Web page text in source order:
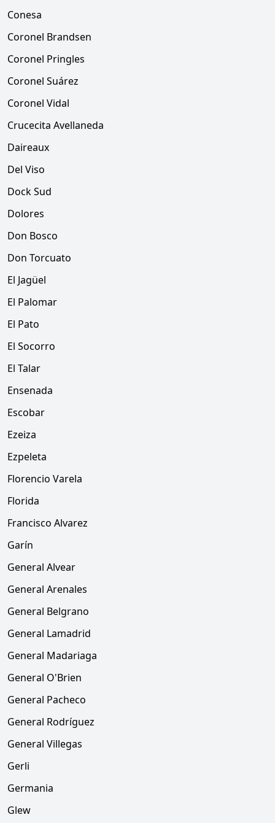
Conesa
Coronel Brandsen
Coronel Pringles
Coronel Suárez
Coronel Vidal
Crucecita Avellaneda
Daireaux
Del Viso
Dock Sud
Dolores
Don Bosco
Don Torcuato
El Jagüel
El Palomar
El Pato
El Socorro
El Talar
Ensenada
Escobar
Ezeiza
Ezpeleta
Florencio Varela
Florida
Francisco Alvarez
Garín
General Alvear
General Arenales
General Belgrano
General Lamadrid
General Madariaga
General O'Brien
General Pacheco
General Rodríguez
General Villegas
Gerli
Germania
Glew